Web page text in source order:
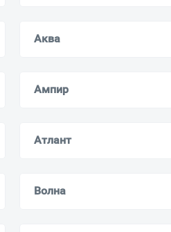
Аква
Ампир
Атлант
Волна
Мурманск